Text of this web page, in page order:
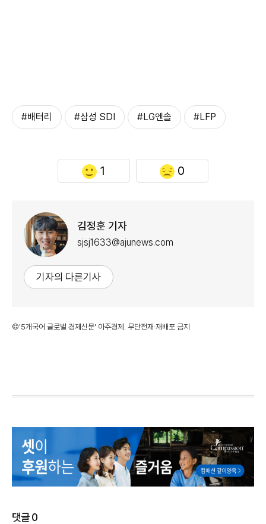
#배터리 #삼성 SDI #LG엔솔 #LFP
1 0
김정훈 기자
sjsj1633@ajunews.com
기자의 다른기사
©'5개국어 글로벌 경제신문' 아주경제. 무단전재·재배포 금지
댓글0